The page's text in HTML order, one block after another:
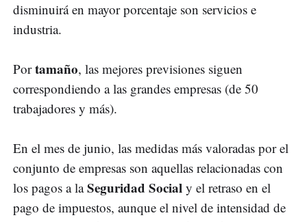
disminuirá en mayor porcentaje son servicios e
industria.
Portamaño, las mejores previsiones siguen
correspondiendo a las grandes empresas (de 50
trabajadores y más).
En el mes de junio, las medidas más valoradas por el
conjunto de empresas son aquellas relacionadas con
los pagos a laSeguridad Social y el retraso en el
pago de impuestos, aunque el nivel de intensidad de